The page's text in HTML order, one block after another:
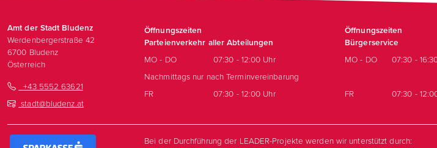
Amt der Stadt Bludenz
Werdenbergerstraße 42
6700 Bludenz
Österreich
+43 5552 63621
stadt@bludenz.at
Öffnungszeiten
Parteienverkehr aller Abteilungen
Öffnungszeiten
Bürgerservice
MO - DO 07:30 - 12:00 Uhr MO - DO
07:30 -
Nachmittags nur nach Terminvereinbarung
FR
07:30 - 12:00 Uhr FR
07:30 -
Bei der Durchführung der LEADER-Projekte werden wir unterstützt durch: